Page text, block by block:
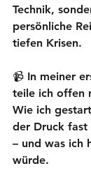
Technik,
persönliche
tiefen Krisen.
📹 In meiner
teile ich offen
Wie ich
der Druck
– und was ich
würde.